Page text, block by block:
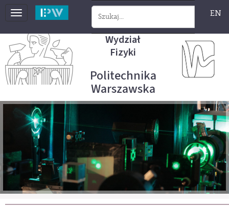
Toggle
EN
Wydział
Fizyki
Politechnika
Warszawska